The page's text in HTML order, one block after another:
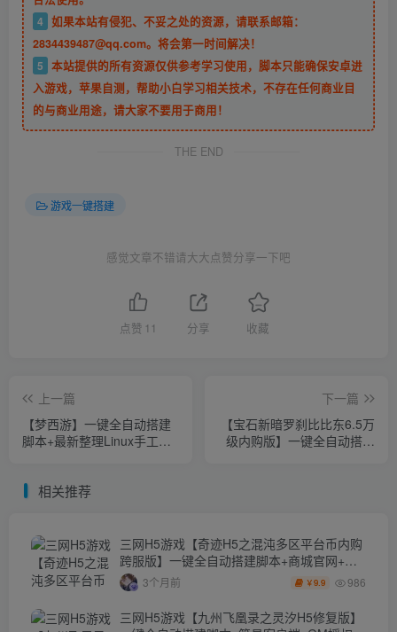
4 如果本站有侵犯、不妥之处的资源，请联系邮箱：
2834439487@qq.com。将会第一时间解决！
5 本站提供的所有资源仅供参考学习使用，脚本只能确保安卓进
入游戏，苹果自测，帮助小白学习相关技术，不存在任何商业目
的与商业用途，请大家不要用于商用！
THE END
游戏一键搭建
感觉文章不错请大大点赞分享一下吧
点赞 11 分享 收藏
上一篇
【梦西游】一键全自动搭建
脚本+最新整理Linux手工服
+视频教程
下一篇
【宝石新暗罗刹比比东6.5万
级内购版】一键全自动搭建
相关推荐
三网H5游戏【奇迹H5之混沌多区平台币内购
跨服版】一键全自动搭建脚本+商城官网+代
理后台+GM加币授权后台+简易安卓客户端
3个月前 ￥9.9 986
三网H5游戏【九州飞凰录之灵汐H5修复版】